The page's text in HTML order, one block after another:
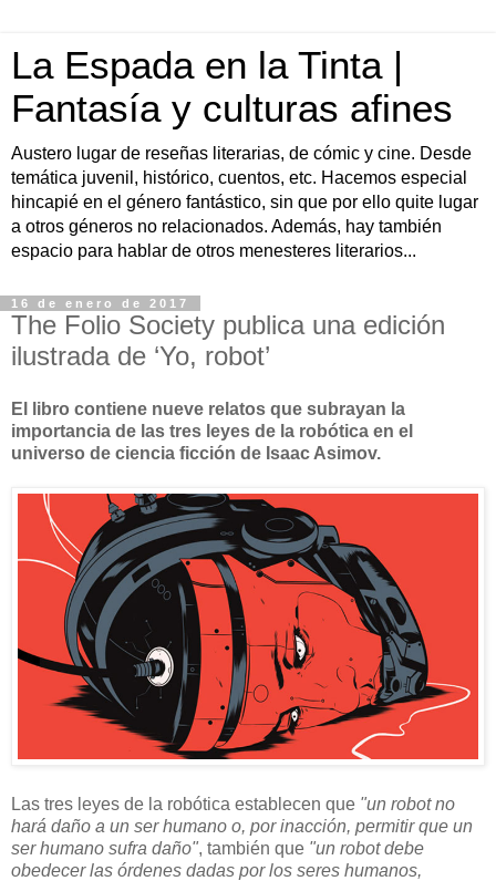
La Espada en la Tinta |
Fantasía y culturas afines
Austero lugar de reseñas literarias, de cómic y cine. Desde
temática juvenil, histórico, cuentos, etc. Hacemos especial
hincapié en el género fantástico, sin que por ello quite lugar
a otros géneros no relacionados. Además, hay también
espacio para hablar de otros menesteres literarios...
16 de enero de 2017
The Folio Society publica una edición
ilustrada de ‘Yo, robot’
El libro contiene nueve relatos que subrayan la
importancia de las tres leyes de la robótica en el
universo de ciencia ficción de Isaac Asimov.
Las tres leyes de la robótica establecen que "un robot no
hará daño a un ser humano o, por inacción, permitir que un
ser humano sufra daño", también que "un robot debe
obedecer las órdenes dadas por los seres humanos,